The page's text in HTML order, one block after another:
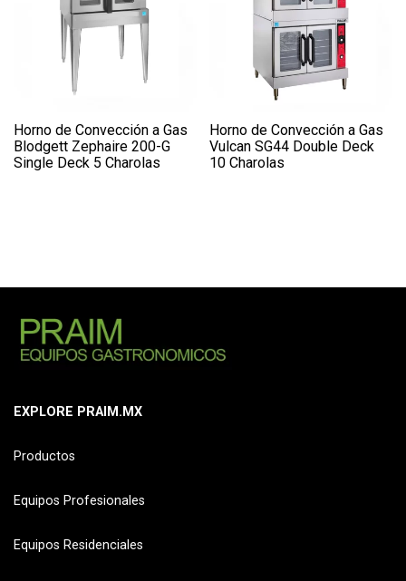
Horno de Convección a Gas
Blodgett Zephaire 200-G
Single Deck 5 Charolas
Horno de Convección a Gas
Vulcan SG44 Double Deck
10 Charolas
EXPLORE PRAIM.MX
Productos
Equipos Profesionales
Equipos Residenciales